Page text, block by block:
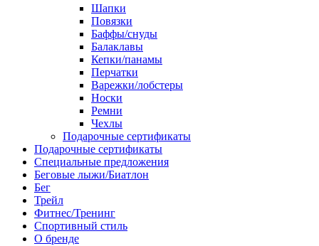
Шапки
Повязки
Баффы/снуды
Балаклавы
Кепки/панамы
Перчатки
Варежки/лобстеры
Носки
Ремни
Чехлы
Подарочные сертификаты
Подарочные сертификаты
Специальные предложения
Беговые лыжи/Биатлон
Бег
Трейл
Фитнес/Тренинг
Спортивный стиль
О бренде